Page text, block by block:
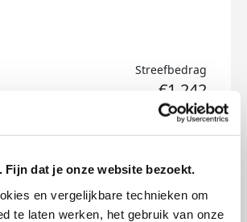
Fijn dat je onze website bezoekt.
en vergelijkbare technieken om
te laten werken, het gebruik van onze
Streefbedrag
€1.242
David's badges